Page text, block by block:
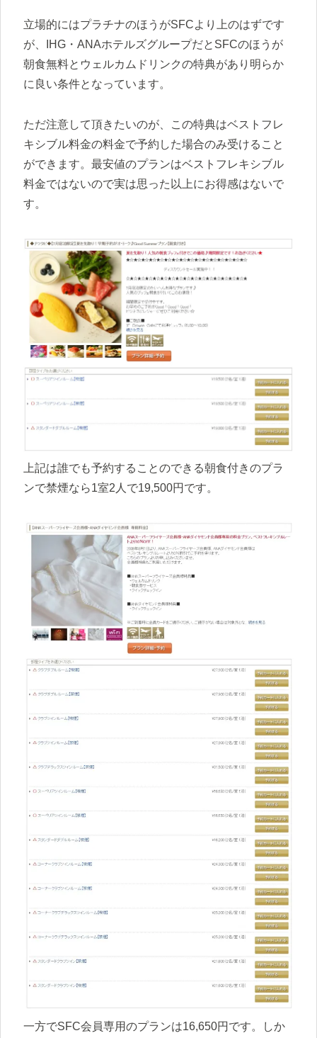
立場的にはプラチナのほうがSFCより上のはずです
が、IHG・ANAホテルズグループだとSFCのほうが
朝食無料とウェルカムドリンクの特典があり明らか
に良い条件となっています。
ただ注意して頂きたいのが、この特典はベストフレ
キシブル料金の料金で予約した場合のみ受けること
ができます。最安値のプランはベストフレキシブル
料金ではないので実は思った以上にお得感はないで
す。
上記は誰でも予約することのできる朝食付きのプラ
ンで禁煙なら1室2人で19,500円です。
一方でSFC会員専用のプランは16,650円です。しか